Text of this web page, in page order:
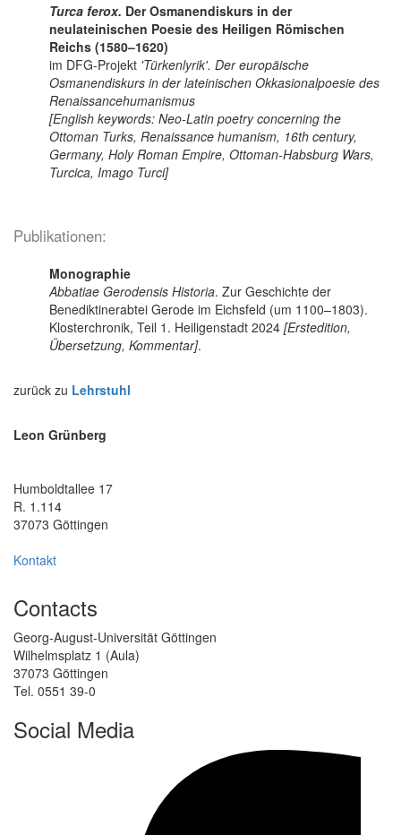
Turca ferox. Der Osmanendiskurs in der
neulateinischen Poesie des Heiligen Römischen
Reichs (1580–1620)
im DFG-Projekt 'Türkenlyrik'. Der europäische
Osmanendiskurs in der lateinischen Okkasionalpoesie des
Renaissancehumanismus
[English keywords: Neo-Latin poetry concerning the
Ottoman Turks, Renaissance humanism, 16th century,
Germany, Holy Roman Empire, Ottoman-Habsburg Wars,
Turcica, Imago Turci]
Publikationen:
Monographie
Abbatiae Gerodensis Historia. Zur Geschichte der
Benediktinerabtei Gerode im Eichsfeld (um 1100–1803).
Klosterchronik, Teil 1. Heiligenstadt 2024 [Erstedition,
Übersetzung, Kommentar].
zurück zu Lehrstuhl
Leon Grünberg
Humboldtallee 17
R. 1.114
37073 Göttingen
Kontakt
Contacts
Georg-August-Universität Göttingen
Wilhelmsplatz 1 (Aula)
37073 Göttingen
Tel. 0551 39-0
Social Media